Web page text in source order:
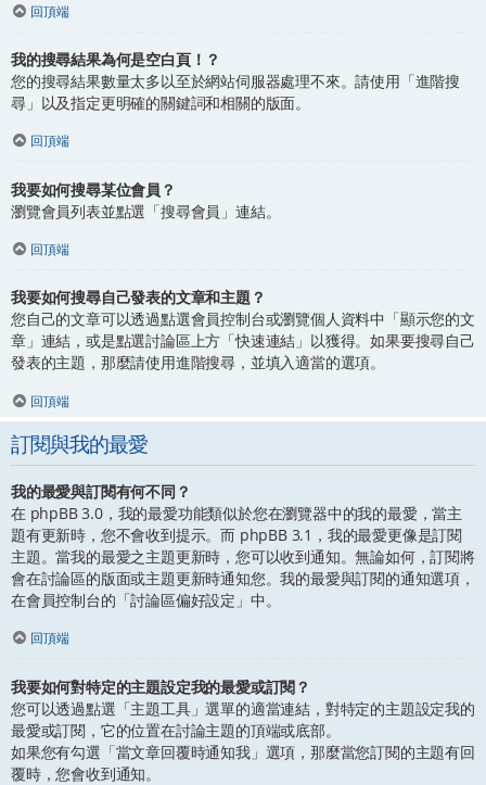
回頂端
我的搜尋結果為何是空白頁！？
您的搜尋結果數量太多以至於網站伺服器處理不來。請使用「進階搜
尋」以及指定更明確的關鍵詞和相關的版面。
回頂端
我要如何搜尋某位會員？
瀏覽會員列表並點選「搜尋會員」連結。
回頂端
我要如何搜尋自己發表的文章和主題？
您自己的文章可以透過點選會員控制台或瀏覽個人資料中「顯示您的文
章」連結，或是點選討論區上方「快速連結」以獲得。如果要搜尋自己
發表的主題，那麼請使用進階搜尋，並填入適當的選項。
回頂端
訂閱與我的最愛
我的最愛與訂閱有何不同？
在 phpBB 3.0，我的最愛功能類似於您在瀏覽器中的我的最愛，當主
題有更新時，您不會收到提示。而 phpBB 3.1，我的最愛更像是訂閱
主題。當我的最愛之主題更新時，您可以收到通知。無論如何，訂閱將
會在討論區的版面或主題更新時通知您。我的最愛與訂閱的通知選項，
在會員控制台的「討論區偏好設定」中。
回頂端
我要如何對特定的主題設定我的最愛或訂閱？
您可以透過點選「主題工具」選單的適當連結，對特定的主題設定我的
最愛或訂閱，它的位置在討論主題的頂端或底部。
如果您有勾選「當文章回覆時通知我」選項，那麼當您訂閱的主題有回
覆時，您會收到通知。